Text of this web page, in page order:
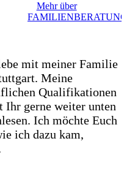
Mehr über
FAMILIENBERATUNG
mit meiner Familie
Meine
Qualifikationen
Ihr gerne weiter unten
Ich möchte Euch
ich dazu kam,